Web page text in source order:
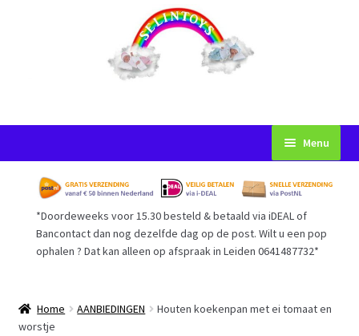
naar
navigatie
inhoud
Menu
Startpagina
Voorwaarden
Afrekenen
*Doordeweeks voor 15.30 besteld & betaald via iDEAL of
Bancontact dan nog dezelfde dag op de post. Wilt u een pop
ophalen ? Dat kan alleen op afspraak in Leiden 0641487732*
Home AANBIEDINGEN
Houten koekenpan met ei tomaat en
worstje